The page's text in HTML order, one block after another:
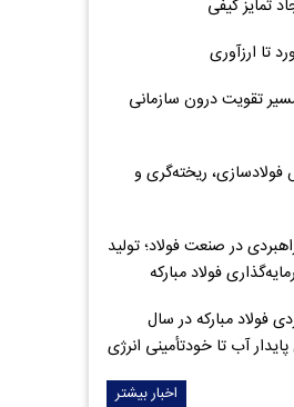
تمایز کیفی
تا ارزآوری
تقویت درون سازمانی
فولادسازی، ریخته‌گری و
در صنعت فولاد؛ تولید
فولاد مبارکه
فولاد مبارکه در سال
اخبار بیشتر